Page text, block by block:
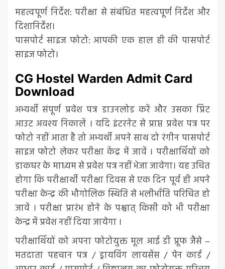
महत्वपूर्ण निर्देश: परीक्षा से संबंधित महत्वपूर्ण निर्देश और
दिशानिर्देश।
पासपोर्ट साइज फोटो: आपकी एक हाल ही की पासपोर्ट
साइज फोटो।
CG Hostel Warden Admit Card
Download
अभ्यर्थी संपूर्ण प्रवेश पत्र डाउनलोड करें और उसका प्रिंट
आउट अवश्य निकालें । यदि इंटरनेट से प्राप्त प्रवेश पत्र पर
फोटो नहीं आता है तो अभ्यर्थी अपने साथ दो रंगीन पासपोर्ट
साइज फोटो लेकर परीक्षा केंद्र में जावें । परीक्षार्थियों को
डाकघर के माध्यम से प्रवेश पत्र नहीं भेजा जावेगा। यह उचित
होगा कि परीक्षार्थी परीक्षा दिवस से एक दिन पूर्व ही अपने
परीक्षा केन्द्र की भौगोलिक स्थिति से भलीभाँति परिचित हो
जावें । परीक्षा प्रारंभ होने के पश्चात् किसी को भी परीक्षा
केन्द्र में प्रवेश नहीं दिया जायेगा ।
परीक्षार्थियों को अपना फोटोयुक्त मूल आई डी प्रूफ जैसे –
मतदाता पहचान पत्र / ड्रायविंग लायसेंस / पेन कार्ड /